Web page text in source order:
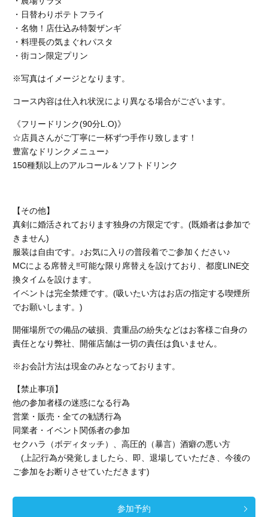
・日替わりポテトフライ
・名物！店仕込み特製ザンギ
・料理長の気まぐれパスタ
・街コン限定プリン
※写真はイメージとなります。
コース内容は仕入れ状況により異なる場合がございます。
《フリードリンク(90分L.O)》
☆店員さんがご丁寧に一杯ずつ手作り致します！
豊富なドリンクメニュー♪
150種類以上のアルコール＆ソフトドリンク
【その他】
真剣に婚活されております独身の方限定です。(既婚者は参加で
きません)
服装は自由です。♪お気に入りの普段着でご参加ください♪
MCによる席替え‼︎可能な限り席替えを設けており、都度LINE交
換タイムを設けます。
イベントは完全禁煙です。(吸いたい方はお店の指定する喫煙所
でお願いします。)
開催場所での備品の破損、貴重品の紛失などはお客様ご自身の
責任となり弊社、開催店舗は一切の責任は負いません。
※お会計方法は現金のみとなっております。
【禁止事項】
他の参加者様の迷惑になる行為
営業・販売・全ての勧誘行為
同業者・イベント関係者の参加
セクハラ（ボディタッチ）、高圧的（暴言）酒癖の悪い方
(上記行為が発覚しましたら、即、退場していただき、今後の
ご参加をお断りさせていただきます)
参加予約